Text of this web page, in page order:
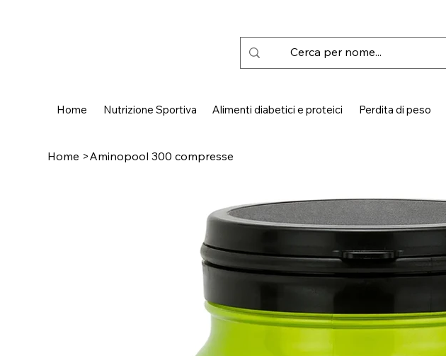
Home Nutrizione Sportiva Alimenti diabetici e proteici Perdita di peso
Home >Aminopool 300 compresse